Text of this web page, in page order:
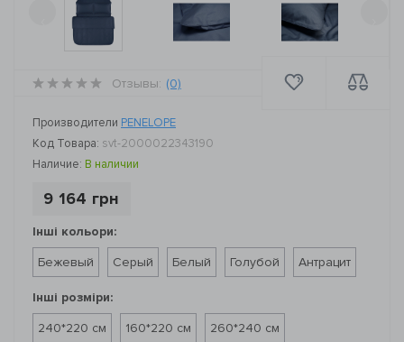
Отзывы: (0)
Производители PENELOPE
Код Товара: svt-2000022343190
Наличие: В наличии
9 164 грн
Інші кольори:
Бежевый
Серый Белый Голубой Антрацит
Інші розміри:
240*220 см
160*220 см 260*240 см